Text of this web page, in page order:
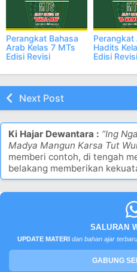
Perangkat Bahasa
Arab Kelas 7 MTs
Edisi Revisi
Lengkap
Perangkat
Hadits
Edisi Revisi
Lengkap
Next Post
Ki Hajar Dewantara : “Ing
Madya Mangun Karsa Tut
memberi contoh, di tengah
belakang memberikan
SALURAN
UPDATE MATERI dan bahan ajar
GABUNG